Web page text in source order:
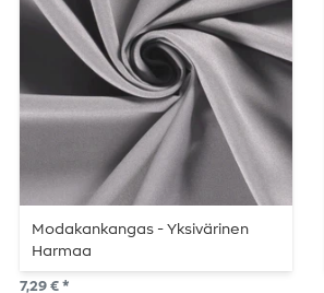
Modakankangas - Yksivärinen
Harmaa
7,29 € *